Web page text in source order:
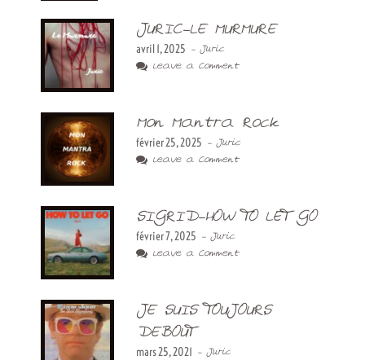
JURIC-LE MURMURE
avril 1, 2025 - Juric
Leave a Comment
Mon Mantra Rock
février 25, 2025 - Juric
Leave a Comment
SIGRID-HOW TO LET GO
février 7, 2025 - Juric
Leave a Comment
JE SUIS TOUJOURS
DEBOUT
mars 25, 2021 - Juric